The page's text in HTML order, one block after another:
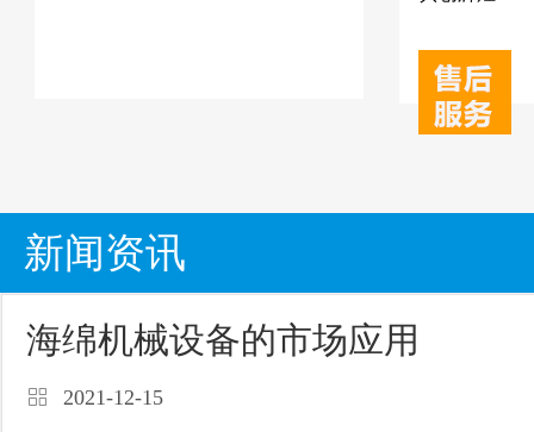
新闻资讯
海绵机械设备的市场应用
2021-12-15